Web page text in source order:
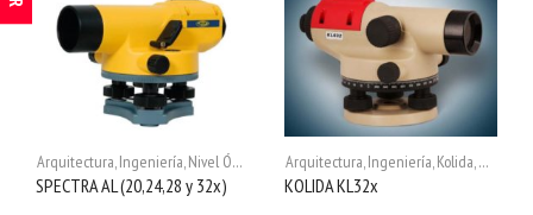
Arquitectura,Ingeniería,Nivel Óptico Niveles Ópticos,Spectra
SPECTRA AL (20,24,28 y 32x)
Arquitectura,Ingeniería,Kolida,Nivel
KOLIDA KL32x